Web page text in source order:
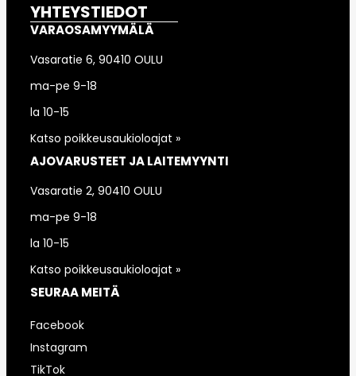
YHTEYSTIEDOT
VARAOSAMYYMÄLÄ
Vasaratie 6, 90410 OULU
ma-pe 9-18
la 10-15
Katso poikkeusaukioloajat »
AJOVARUSTEET JA LAITEMYYNTI
Vasaratie 2, 90410 OULU
ma-pe 9-18
la 10-15
Katso poikkeusaukioloajat »
SEURAA MEITÄ
Facebook
Instagram
TikTok